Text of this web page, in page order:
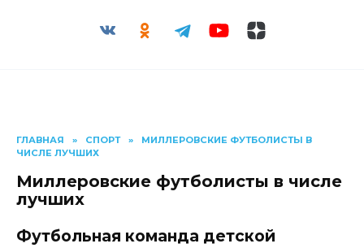
ГЛАВНАЯ » СПОРТ »
МИЛЛЕРОВСКИЕ ФУТБОЛИСТЫ В
ЧИСЛЕ ЛУЧШИХ
Миллеровские футболисты в числе
лучших
Футбольная команда детской